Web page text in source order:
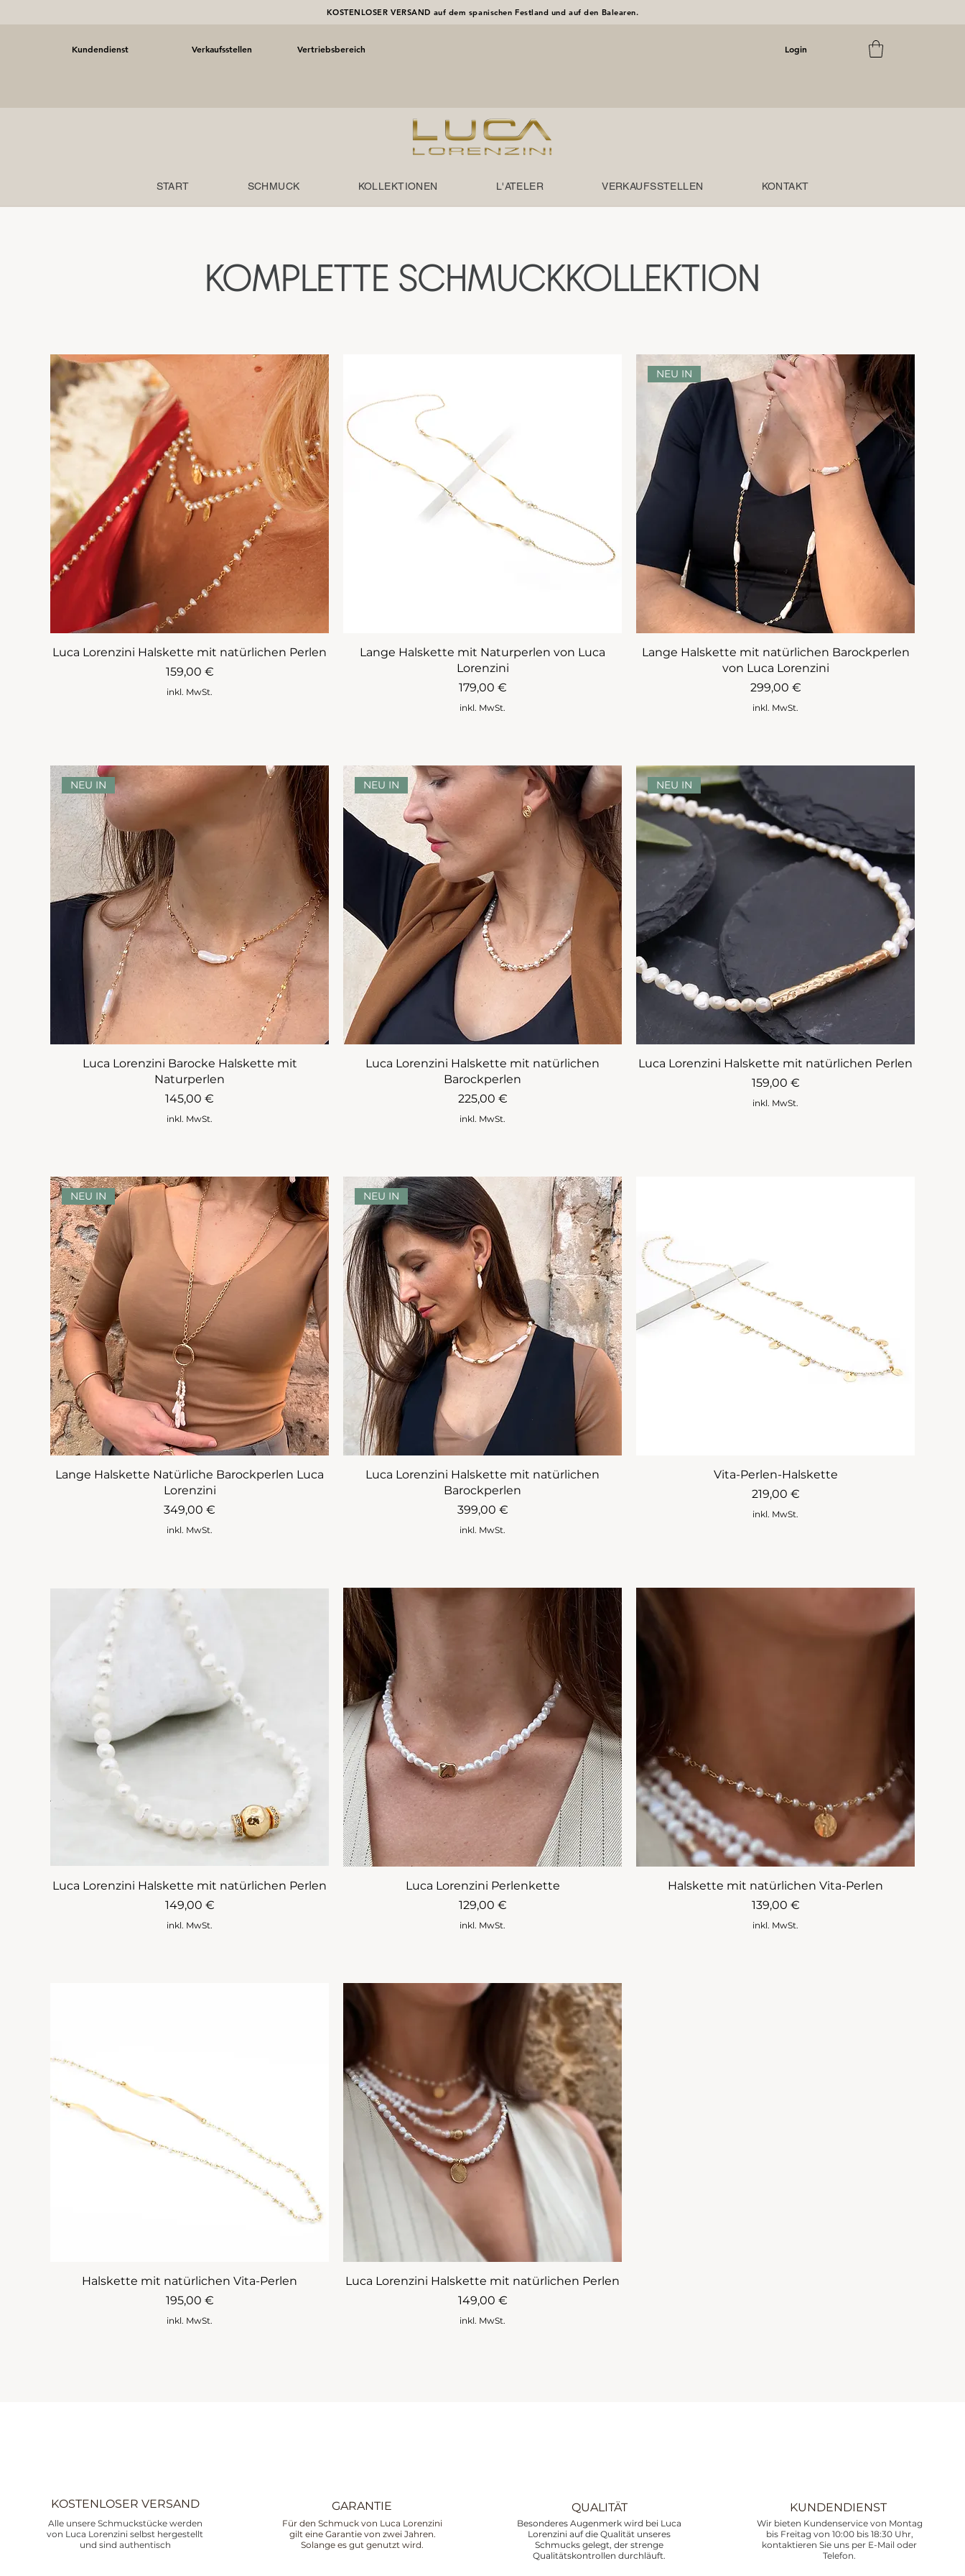
KOSTENLOSER VERSAND auf dem spanischen Festland und auf den Balearen.
Kundendienst Verkaufsstellen Vertriebsbereich Login
START SCHMUCK KOLLEKTIONEN L'ATELER VERKAUFSSTELLEN KONTAKT
KOMPLETTE SCHMUCKKOLLEKTION
Luca Lorenzini Halskette mit natürlichen Perlen
Preis
159,00 €
inkl. MwSt.
Lange Halskette mit Naturperlen von Luca
Lorenzini
Preis
179,00 €
inkl. MwSt.
NEU IN
Lange Halskette mit natürlichen Barockperlen
von Luca Lorenzini
Preis
299,00 €
inkl. MwSt.
NEU IN
Luca Lorenzini Barocke Halskette mit
Naturperlen
Preis
145,00 €
inkl. MwSt.
NEU IN
Luca Lorenzini Halskette mit natürlichen
Barockperlen
Preis
225,00 €
inkl. MwSt.
NEU IN
Luca Lorenzini Halskette mit natürlichen Perlen
Preis
159,00 €
inkl. MwSt.
NEU IN
Lange Halskette Natürliche Barockperlen Luca
Lorenzini
Preis
349,00 €
inkl. MwSt.
NEU IN
Luca Lorenzini Halskette mit natürlichen
Barockperlen
Preis
399,00 €
inkl. MwSt.
Vita-Perlen-Halskette
Preis
219,00 €
inkl. MwSt.
Luca Lorenzini Halskette mit natürlichen Perlen
Preis
149,00 €
inkl. MwSt.
Luca Lorenzini Perlenkette
Preis
129,00 €
inkl. MwSt.
Halskette mit natürlichen Vita-Perlen
Preis
139,00 €
inkl. MwSt.
Halskette mit natürlichen Vita-Perlen
Preis
195,00 €
inkl. MwSt.
Luca Lorenzini Halskette mit natürlichen Perlen
Preis
149,00 €
inkl. MwSt.
KOSTENLOSER VERSAND
Alle unsere Schmuckstücke werden
von Luca Lorenzini selbst hergestellt
und sind authentisch
GARANTIE
Für den Schmuck von Luca Lorenzini
gilt eine Garantie von zwei Jahren.
Solange es gut genutzt wird.
QUALITÄT
Besonderes Augenmerk wird bei Luca
Lorenzini auf die Qualität unseres
Schmucks gelegt, der strenge
Qualitätskontrollen durchläuft.
KUNDENDIENST
Wir bieten Kundenservice von Montag
bis Freitag von 10:00 bis 18:30 Uhr,
kontaktieren Sie uns per E-Mail oder
Telefon.